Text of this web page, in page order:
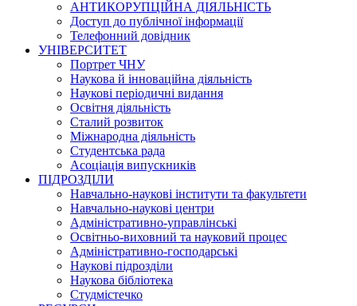
АНТИКОРУПЦІЙНА ДІЯЛЬНІСТЬ
Доступ до публічної інформації
Телефонний довідник
УНІВЕРСИТЕТ
Портрет ЧНУ
Наукова й інноваційна діяльність
Наукові періодичні видання
Освітня діяльність
Сталий розвиток
Міжнародна діяльність
Студентська рада
Асоціація випускників
ПІДРОЗДІЛИ
Навчально-наукові інститути та факультети
Навчально-наукові центри
Адміністративно-управлінські
Освітньо-виховний та науковий процес
Адміністративно-господарські
Наукові підрозділи
Наукова бібліотека
Студмістечко